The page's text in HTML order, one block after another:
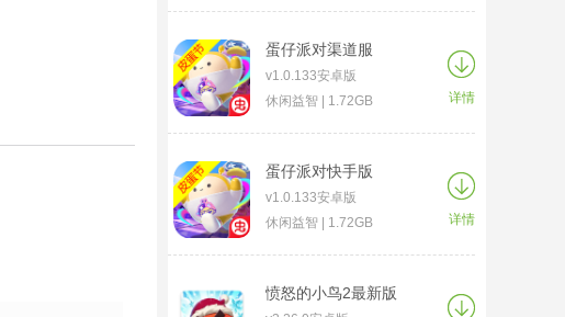
蛋仔派对渠道服
v1.0.133安卓版
休闲益智 | 1.72GB
详情
蛋仔派对快手版
v1.0.133安卓版
休闲益智 | 1.72GB
详情
愤怒的小鸟2最新版